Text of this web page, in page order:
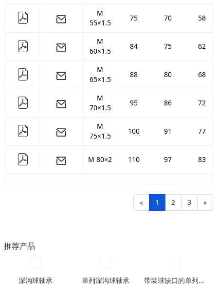
M
55×1.5
75 70 58
M
60×1.5
84 75 62
M
65×1.5
88 80 68
M
70×1.5
95 86 72
M
75×1.5
100 91 77
M 80×2 110 97 83
« 1 2 3 »
推荐产品
深沟球轴承 单列深沟球轴承 带装球缺口的单列深沟球轴承